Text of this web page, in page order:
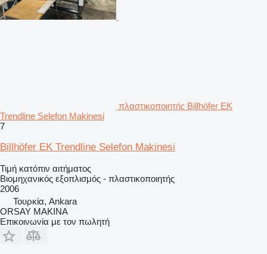
πλαστικοποιητής Billhöfer EK
Trendline Selefon Makinesi
7
Billhöfer EK Trendline Selefon Makinesi
Τιμή κατόπιν αιτήματος
Βιομηχανικός εξοπλισμός - πλαστικοποιητής
2006
Τουρκία, Ankara
ORSAY MAKINA
Επικοινωνία με τον πωλητή